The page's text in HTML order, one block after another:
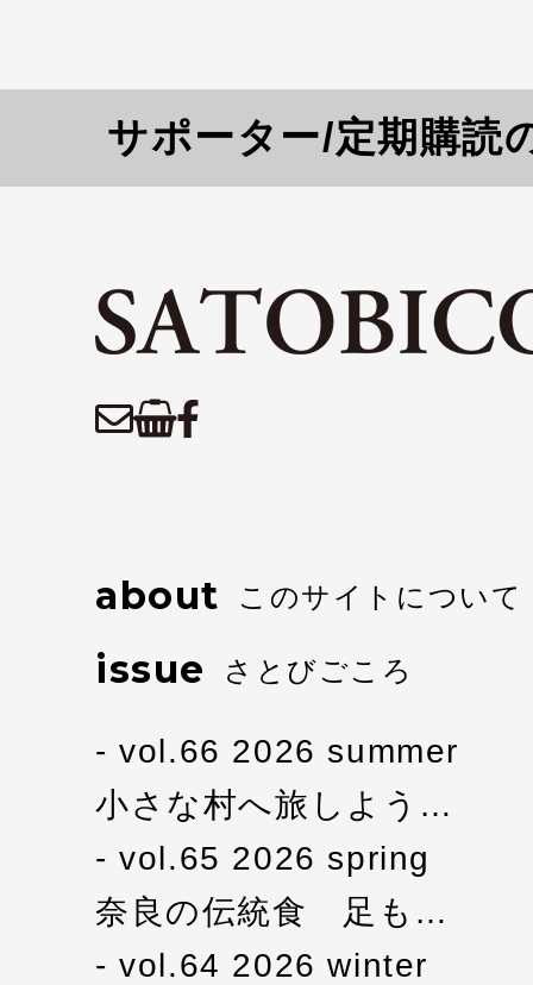
サポーター/定期購読
about このサイトについて
issue さとびごころ
vol.66 2026 summer
小さな村へ旅しよう…
vol.65 2026 spring
奈良の伝統食 足も…
vol.64 2026 winter